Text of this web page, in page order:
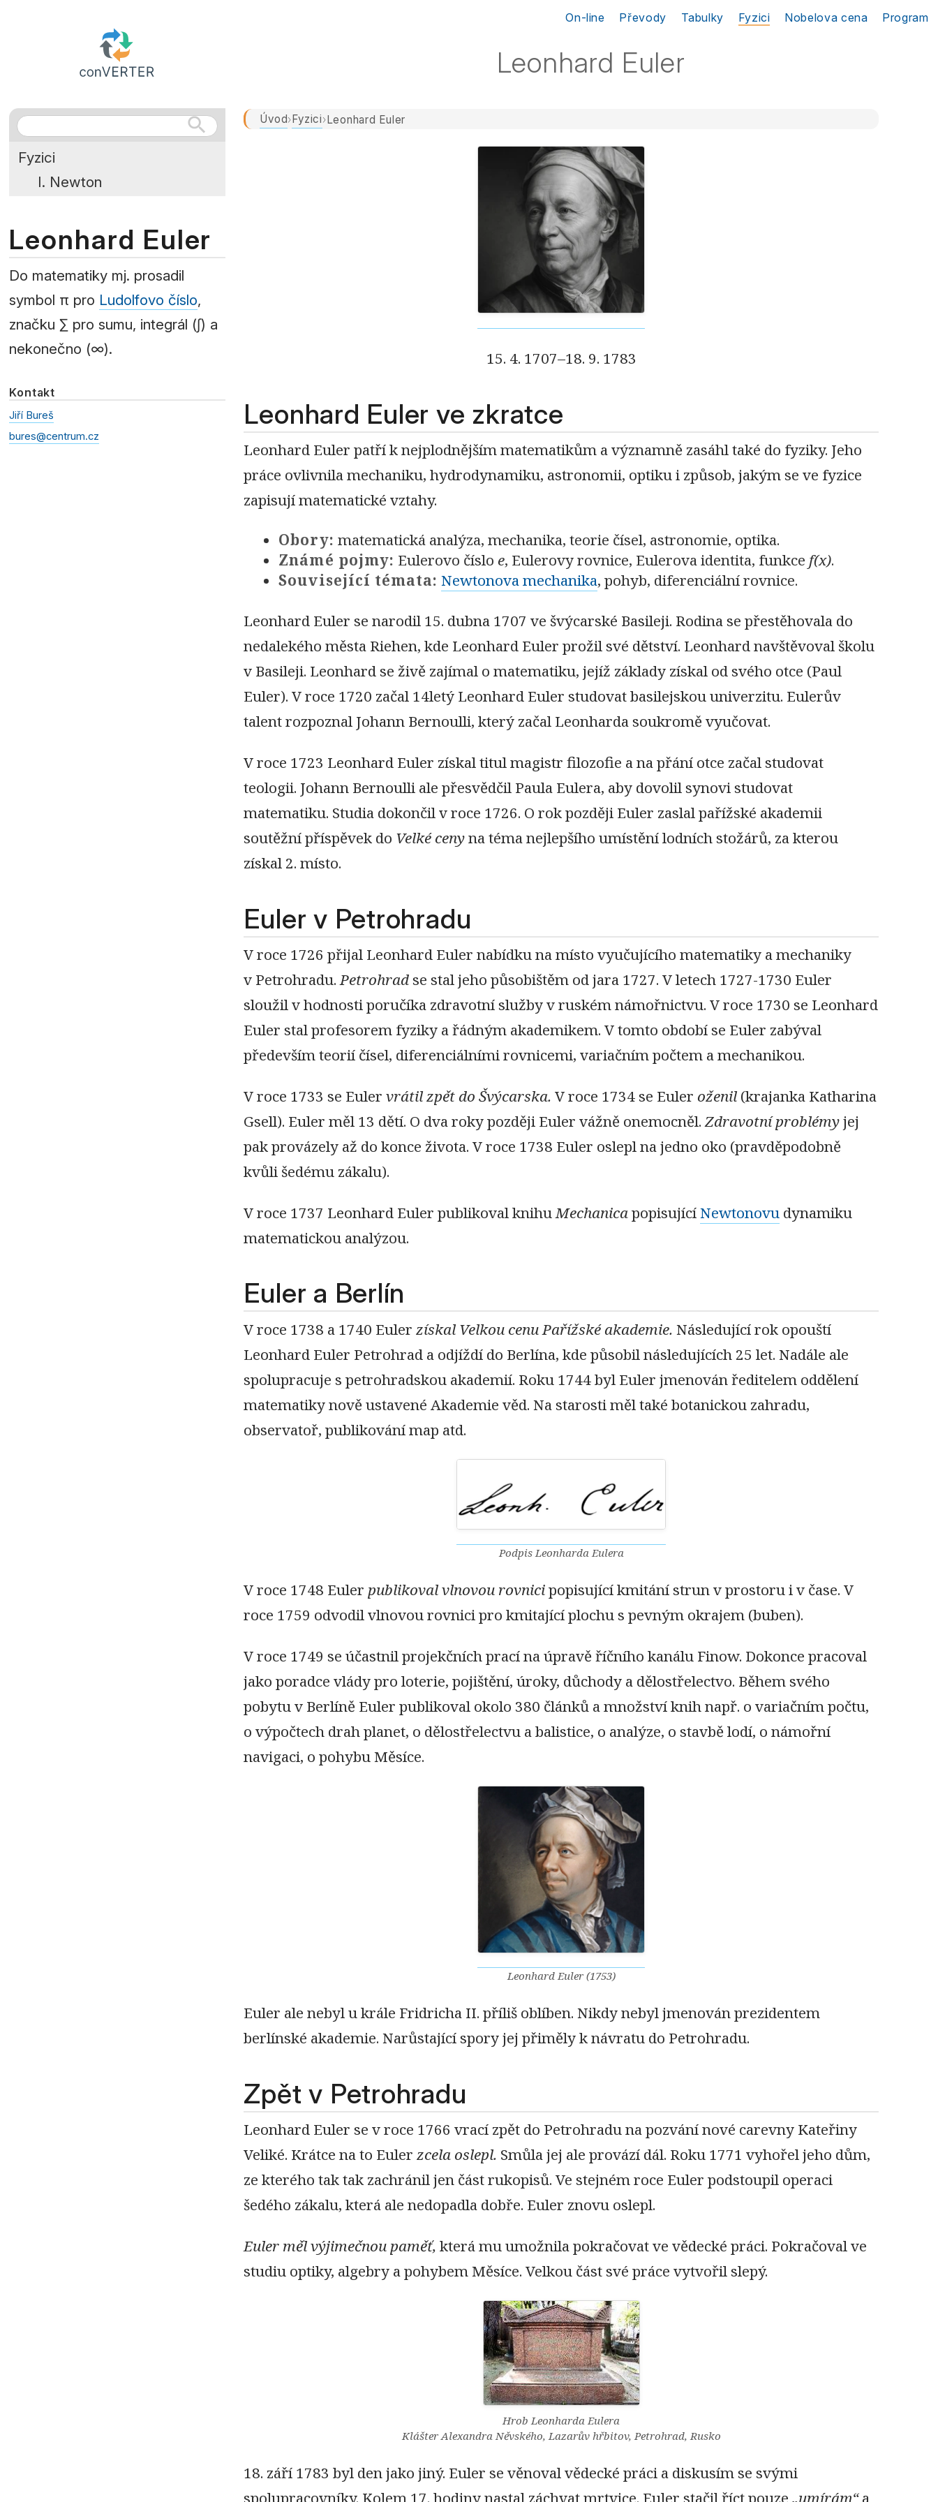
Leonhard Euler
Úvod›Fyzici›Leonhard Euler
15. 4. 1707–18. 9. 1783
Leonhard Euler ve zkratce
Leonhard Euler patří k nejplodnějším matematikům a významně zasáhl také do fyziky. Jeho
práce ovlivnila mechaniku, hydrodynamiku, astronomii, optiku i způsob, jakým se ve fyzice
zapisují matematické vztahy.
Obory: matematická analýza, mechanika, teorie čísel, astronomie, optika.
Známé pojmy: Eulerovo číslo e, Eulerovy rovnice, Eulerova identita, funkce f(x).
Související témata: Newtonova mechanika, pohyb, diferenciální rovnice.
Leonhard Euler se narodil 15. dubna 1707 ve švýcarské Basileji. Rodina se přestěhovala do
nedalekého města Riehen, kde Leonhard Euler prožil své dětství. Leonhard navštěvoval školu
v Basileji. Leonhard se živě zajímal o matematiku, jejíž základy získal od svého otce (Paul
Euler). V roce 1720 začal 14letý Leonhard Euler studovat basilejskou univerzitu. Eulerův
talent rozpoznal Johann Bernoulli, který začal Leonharda soukromě vyučovat.
V roce 1723 Leonhard Euler získal titul magistr filozofie a na přání otce začal studovat
teologii. Johann Bernoulli ale přesvědčil Paula Eulera, aby dovolil synovi studovat
matematiku. Studia dokončil v roce 1726. O rok později Euler zaslal pařížské akademii
soutěžní příspěvek do Velké cenyna téma nejlepšího umístění lodních stožárů, za kterou
získal 2. místo.
Euler v Petrohradu
V roce 1726 přijal Leonhard Euler nabídku na místo vyučujícího matematiky a mechaniky
v Petrohradu.Petrohradse stal jeho působištěm od jara 1727. V letech 1727-1730 Euler
sloužil v hodnosti poručíka zdravotní služby v ruském námořnictvu. V roce 1730 se Leonhard
Euler stal profesorem fyziky a řádným akademikem. V tomto období se Euler zabýval
především teorií čísel, diferenciálními rovnicemi, variačním počtem a mechanikou.
V roce 1733 se Eulervrátil zpět do Švýcarska. V roce 1734 se Euler oženil (krajanka Katharina
Gsell). Euler měl 13 dětí. O dva roky později Euler vážně onemocněl.Zdravotní problémyjej
pak provázely až do konce života. V roce 1738 Euler oslepl na jedno oko (pravděpodobně
kvůli šedému zákalu).
V roce 1737 Leonhard Euler publikoval knihuMechanicapopisujícíNewtonovu dynamiku
matematickou analýzou.
Euler a Berlín
V roce 1738 a 1740 Eulerzískal Velkou cenu Pařížské akademie. Následující rok opouští
Leonhard Euler Petrohrad a odjíždí do Berlína, kde působil následujících 25 let. Nadále ale
spolupracuje s petrohradskou akademií. Roku 1744 byl Euler jmenován ředitelem oddělení
matematiky nově ustavené Akademie věd. Na starosti měl také botanickou zahradu,
observatoř, publikování map atd.
Podpis Leonharda Eulera
V roce 1748 Euler publikoval vlnovou rovnicipopisující kmitání strun v prostoru i v čase. V
roce 1759 odvodil vlnovou rovnici pro kmitající plochu s pevným okrajem (buben).
V roce 1749 se účastnil projekčních prací na úpravě říčního kanálu Finow. Dokonce pracoval
jako poradce vlády pro loterie, pojištění, úroky, důchody a dělostřelectvo. Během svého
pobytu v Berlíně Euler publikoval okolo 380 článků a množství knih např. o variačním počtu,
o výpočtech drah planet, o dělostřelectvu a balistice, o analýze, o stavbě lodí, o námořní
navigaci, o pohybu Měsíce.
Leonhard Euler (1753)
Euler ale nebyl u krále Fridricha II. příliš oblíben. Nikdy nebyl jmenován prezidentem
berlínské akademie. Narůstající spory jej přiměly k návratu do Petrohradu.
Zpět v Petrohradu
Leonhard Euler se v roce 1766 vrací zpět do Petrohradu na pozvání nové carevny Kateřiny
Veliké. Krátce na to Eulerzcela oslepl. Smůla jej ale provází dál. Roku 1771 vyhořel jeho dům,
ze kterého tak tak zachránil jen část rukopisů. Ve stejném roce Euler podstoupil operaci
šedého zákalu, která ale nedopadla dobře. Euler znovu oslepl.
Euler měl výjimečnou paměť, která mu umožnila pokračovat ve vědecké práci. Pokračoval ve
studiu optiky, algebry a pohybem Měsíce. Velkou část své práce vytvořil slepý.
Hrob Leonharda Eulera
Klášter Alexandra Něvského, Lazarův hřbitov, Petrohrad, Rusko
18. září 1783 byl den jako jiný. Euler se věnoval vědecké práci a diskusím se svými
spolupracovníky. Kolem 17. hodiny nastal záchvat mrtvice. Euler stačil říct pouze umírám a
Fyzici
I. Newton
Leonhard Euler
Do matematiky mj. prosadil
symbol π pro Ludolfovo číslo,
značku ∑ pro sumu, integrál (∫) a
nekonečno (∞).
Kontakt
Jiří Bureš
bures@centrum.cz
On-line Převody Tabulky Fyzici Nobelova cena Program